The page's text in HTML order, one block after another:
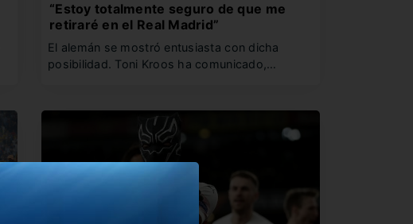
“Estoy totalmente seguro de que me
retiraré en el Real Madrid”
El alemán se mostró entusiasta con dicha
posibilidad. Toni Kroos ha comunicado,…